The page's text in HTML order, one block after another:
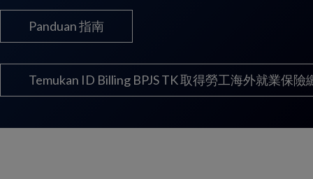
Panduan 指南
Temukan ID Billing BPJS TK 取得勞工海外就業保險